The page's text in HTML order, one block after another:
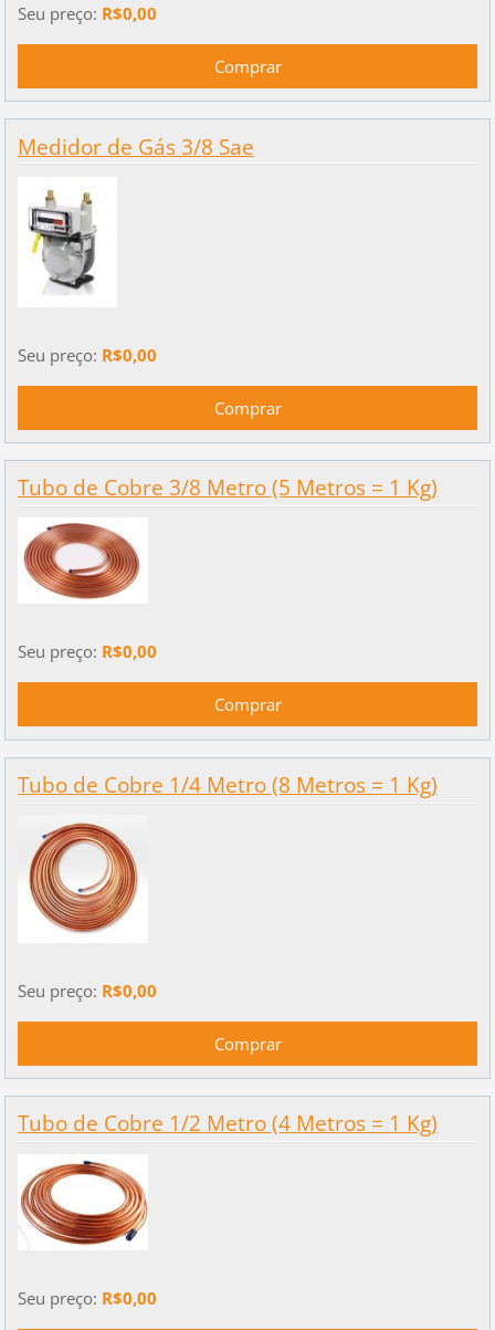
Seu preço: R$0,00
Medidor de Gás 3/8 Sae
Seu preço: R$0,00
Tubo de Cobre 3/8 Metro (5 Metros = 1 Kg)
Seu preço: R$0,00
Tubo de Cobre 1/4 Metro (8 Metros = 1 Kg)
Seu preço: R$0,00
Tubo de Cobre 1/2 Metro (4 Metros = 1 Kg)
Seu preço: R$0,00